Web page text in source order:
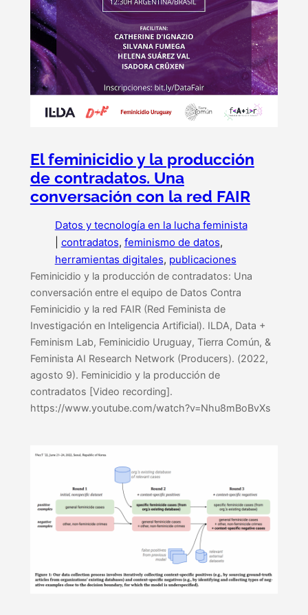
El feminicidio y la producción
de contradatos. Una
conversación con la red FAIR
Datos y tecnología en la lucha feminista
contradatos, feminismo de datos
herramientas digitales, publicaciones
Feminicidio y la producción de contradatos: Una
conversación entre el equipo de Datos Contra
Feminicidio y la red FAIR (Red Feminista de
Investigación en Inteligencia Artificial). ILDA, Data +
Feminism Lab, Feminicidio Uruguay, Tierra Común, &
Feminista AI Research Network (Producers). (2022,
agosto 9). Feminicidio y la producción de
contradatos [Video recording].
https://www.youtube.com/watch?v=Nhu8mBoBvXs